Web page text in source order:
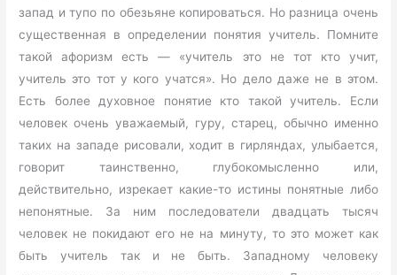
запад и тупо по обезьяне копироваться. Но разница очень
существенная в определении понятия учитель. Помните
такой афоризм есть — «учитель это не тот кто учит,
учитель это тот у кого учатся». Но дело даже не в этом.
Есть более духовное понятие кто такой учитель. Если
человек очень уважаемый, гуру, старец, обычно именно
таких на западе рисовали, ходит в гирляндах, улыбается,
говорит таинственно, глубокомысленно или,
действительно, изрекает какие-то истины понятные либо
непонятные. За ним последователи двадцать тысяч
человек не покидают его не на минуту, то это может как
быть учитель так и не быть. Западному человеку